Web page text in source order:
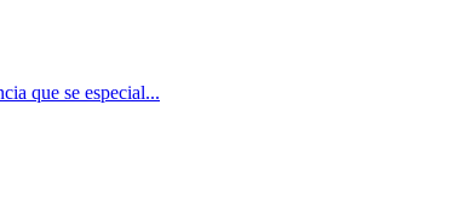
que se especial...